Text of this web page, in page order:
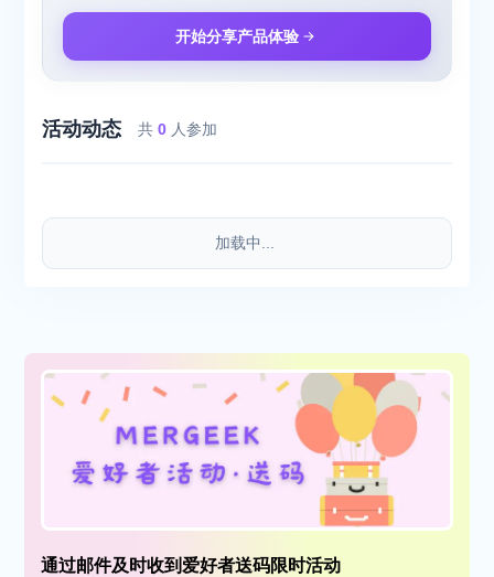
开始分享产品体验
活动动态 共0 人参加
加载中...
通过邮件及时收到爱好者送码限时活动